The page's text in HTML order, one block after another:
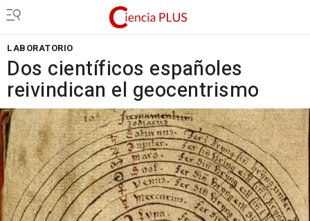
LABORATORIO
Dos científicos españoles
reivindican el geocentrismo